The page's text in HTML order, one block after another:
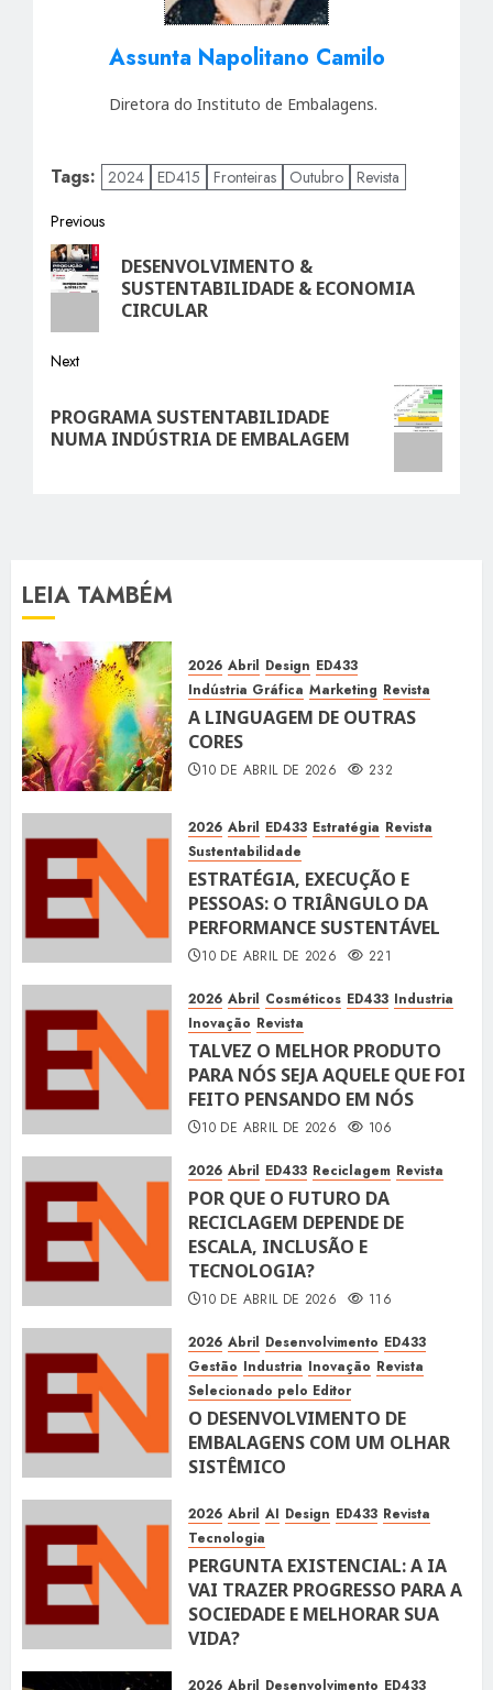
Assunta Napolitano Camilo
Diretora do Instituto de Embalagens.
Tags: 2024 ED415 Fronteiras Outubro Revista
Post
navigation
Previous
Previous
post:
DESENVOLVIMENTO &
SUSTENTABILIDADE & ECONOMIA
CIRCULAR
Next
post:
PROGRAMA SUSTENTABILIDADE
NUMA INDÚSTRIA DE EMBALAGEM
LEIA TAMBÉM
2026 Abril Design ED433
Indústria Gráfica Marketing Revista
A LINGUAGEM DE OUTRAS
CORES
10 DE ABRIL DE 2026 232
2026 Abril ED433 Estratégia Revista
Sustentabilidade
ESTRATÉGIA, EXECUÇÃO E
PESSOAS: O TRIÂNGULO DA
PERFORMANCE SUSTENTÁVEL
10 DE ABRIL DE 2026 221
2026 Abril Cosméticos ED433 Industria
Inovação Revista
TALVEZ O MELHOR PRODUTO
PARA NÓS SEJA AQUELE QUE FOI
FEITO PENSANDO EM NÓS
10 DE ABRIL DE 2026 106
2026 Abril ED433 Reciclagem Revista
POR QUE O FUTURO DA
RECICLAGEM DEPENDE DE
ESCALA, INCLUSÃO E
TECNOLOGIA?
10 DE ABRIL DE 2026 116
2026 Abril Desenvolvimento ED433
Gestão Industria Inovação Revista
Selecionado pelo Editor
O DESENVOLVIMENTO DE
EMBALAGENS COM UM OLHAR
SISTÊMICO
2026 Abril AI Design ED433 Revista
Tecnologia
PERGUNTA EXISTENCIAL: A IA
VAI TRAZER PROGRESSO PARA A
SOCIEDADE E MELHORAR SUA
VIDA?
2026 Abril Desenvolvimento ED433